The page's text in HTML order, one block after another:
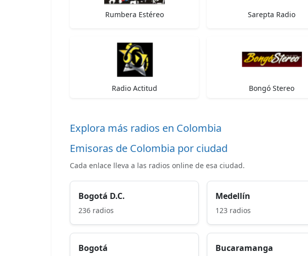
Rumbera Estéreo Sarepta Radio
Radio Actitud Bongó Stereo
Explora más radios en Colombia
Emisoras de Colombia por ciudad
Cada enlace lleva a las radios online de esa ciudad.
Bogotá D.C.
236 radios
Medellín
123 radios
Bogotá Bucaramanga